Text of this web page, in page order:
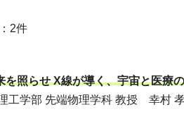
2件
を照らせ X線が導く、宇宙と医療
工学部 先端物理学科 教授 幸村